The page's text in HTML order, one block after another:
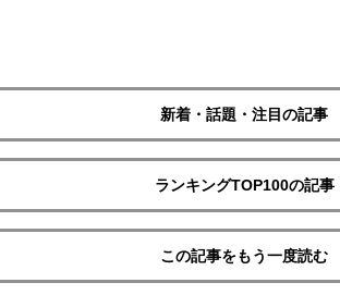
新着・話題・注目の記事
ランキングTOP100の記事
この記事をもう一度読む